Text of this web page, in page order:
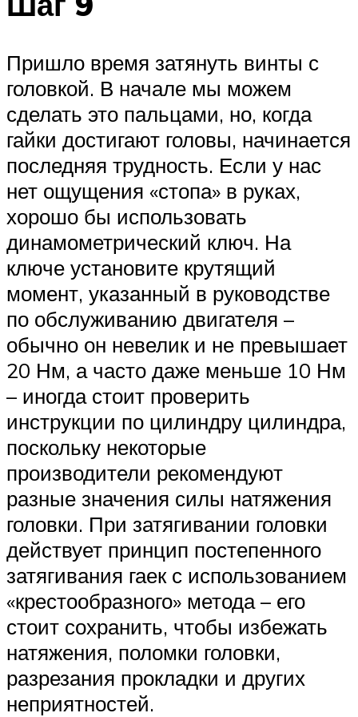
Пришло время затянуть винты с
головкой. В начале мы можем
сделать это пальцами, но, когда
гайки достигают головы, начинается
последняя трудность. Если у нас
нет ощущения «стопа» в руках,
хорошо бы использовать
динамометрический ключ. На
ключе установите крутящий
момент, указанный в руководстве
по обслуживанию двигателя –
обычно он невелик и не превышает
20 Нм, а часто даже меньше 10 Нм
– иногда стоит проверить
инструкции по цилиндру цилиндра,
поскольку некоторые
производители рекомендуют
разные значения силы натяжения
головки. При затягивании головки
действует принцип постепенного
затягивания гаек с использованием
«крестообразного» метода – его
стоит сохранить, чтобы избежать
натяжения, поломки головки,
разрезания прокладки и других
неприятностей.